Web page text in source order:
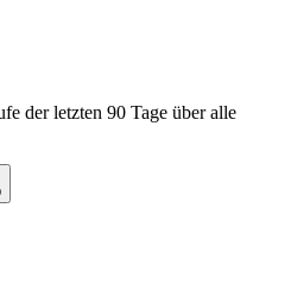
der letzten 90 Tage über alle